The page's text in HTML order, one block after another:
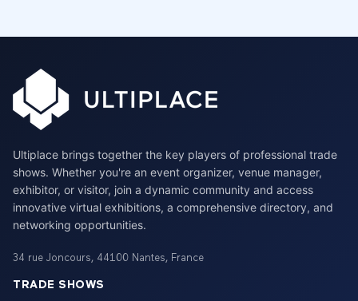
Ultiplace brings together the key players of professional trade
shows. Whether you're an event organizer, venue manager,
exhibitor, or visitor, join a dynamic community and access
innovative virtual exhibitions, a comprehensive directory, and
networking opportunities.
34 rue Joncours, 44100 Nantes, France
TRADE SHOWS